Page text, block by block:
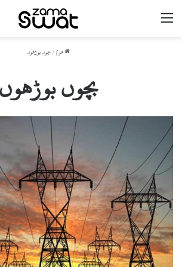
ھوم/بچوں بوڑھوں
بچوں بوڑھوں